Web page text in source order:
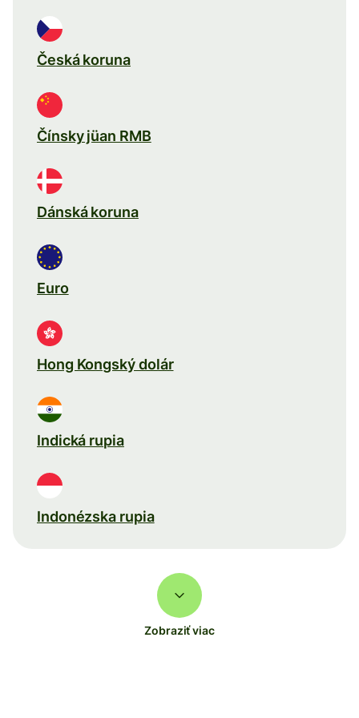
Česká koruna
Čínsky jüan RMB
Dánská koruna
Euro
Hong Kongský dolár
Indická rupia
Indonézska rupia
Zobraziť viac